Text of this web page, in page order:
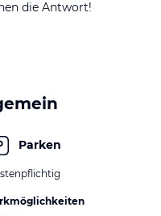
die Antwort!
Parken